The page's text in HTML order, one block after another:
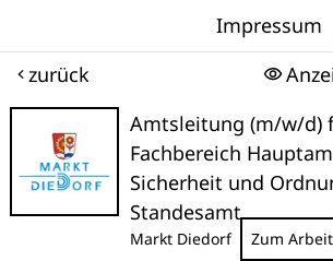
Impressum
zurück
Amtsleitung (m/w/d)
Fachbereich
Sicherheit und
Standesamt
Markt Diedorf Zum